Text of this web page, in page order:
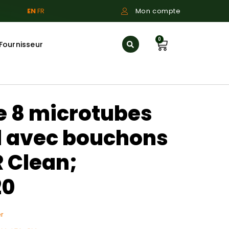
ENFR Mon compte
0
8 microtubes
avec bouchons
Clean;